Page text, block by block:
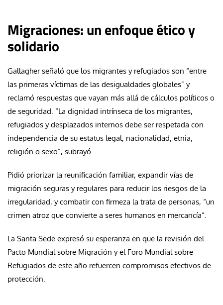
Migraciones: un enfoque ético y
solidario
Gallagher señaló que los migrantes y refugiados son “entre
las primeras víctimas de las desigualdades globales” y
reclamó respuestas que vayan más allá de cálculos políticos o
de seguridad. “La dignidad intrínseca de los migrantes,
refugiados y desplazados internos debe ser respetada con
independencia de su estatus legal, nacionalidad, etnia,
religión o sexo”, subrayó.
Pidió priorizar la reunificación familiar, expandir vías de
migración seguras y regulares para reducir los riesgos de la
irregularidad, y combatir con firmeza la trata de personas, “un
crimen atroz que convierte a seres humanos en mercancía”.
La Santa Sede expresó su esperanza en que la revisión del
Pacto Mundial sobre Migración y el Foro Mundial sobre
Refugiados de este año refuercen compromisos efectivos de
protección.